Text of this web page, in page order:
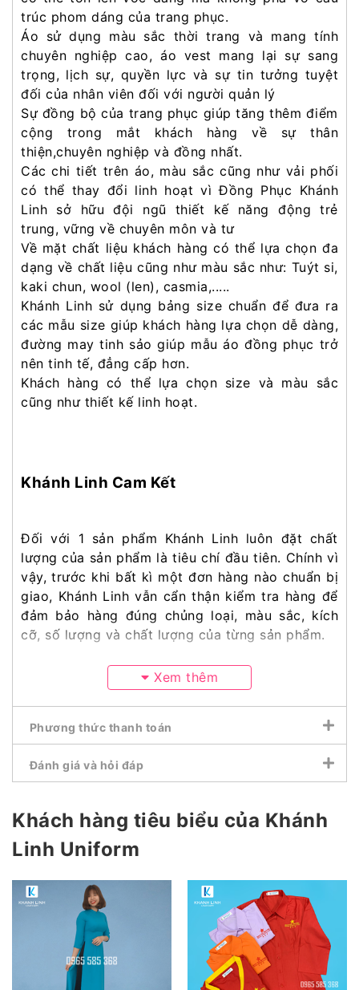
trúc phom dáng của trang phục.
Áo sử dụng màu sắc thời trang và mang tính
chuyên nghiệp cao, áo vest mang lại sự sang
trọng, lịch sự, quyền lực và sự tin tưởng tuyệt
đối của nhân viên đối với người quản lý
Sự đồng bộ của trang phục giúp tăng thêm điểm
cộng trong mắt khách hàng về sự thân
thiện,chuyên nghiệp và đồng nhất.
Các chi tiết trên áo, màu sắc cũng như vải phối
có thể thay đổi linh hoạt vì Đồng Phục Khánh
Linh sở hữu đội ngũ thiết kế năng động trẻ
trung, vững về chuyên môn và tư
Về mặt chất liệu khách hàng có thể lựa chọn đa
dạng về chất liệu cũng như màu sắc như: Tuýt si,
kaki chun, wool (len), casmia,.....
Khánh Linh sử dụng bảng size chuẩn để đưa ra
các mẫu size giúp khách hàng lựa chọn dễ dàng,
đường may tinh sảo giúp mẫu áo đồng phục trở
nên tinh tế, đẳng cấp hơn.
Khách hàng có thể lựa chọn size và màu sắc
cũng như thiết kế linh hoạt.
Khánh Linh Cam Kết
Đối với 1 sản phẩm Khánh Linh luôn đặt chất
lượng của sản phẩm là tiêu chí đầu tiên. Chính vì
vậy, trước khi bất kì một đơn hàng nào chuẩn bị
giao, Khánh Linh vẫn cẩn thận kiểm tra hàng để
đảm bảo hàng đúng chủng loại, màu sắc, kích
cỡ, số lượng và chất lượng của từng sản phẩm.
Xem thêm
Phương thức thanh toán
Đánh giá và hỏi đáp
Khách hàng tiêu biểu của Khánh
Linh Uniform